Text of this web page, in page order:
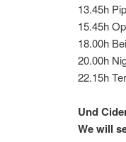
13.45h
15.45h
18.00h
20.00h
22.15h
Und
We will